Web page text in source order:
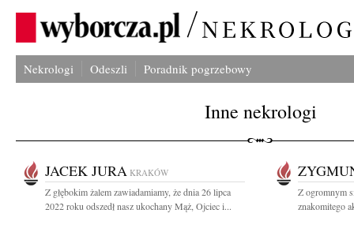
Nekrologi Odeszli Poradnik pogrzebowy
Inne nekrologi
JACEK JURA KRAKÓW
Z głębokim żalem zawiadamiamy, że dnia 26 lipca
2022 roku odszedł nasz ukochany Mąż, Ojciec i...
Z ogromnym
znakomitego